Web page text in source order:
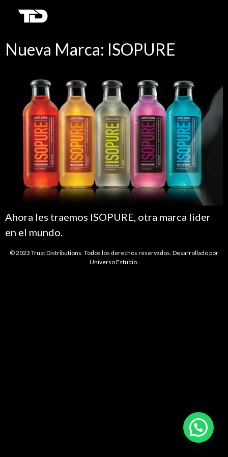
Nueva Marca: ISOPURE
Ahora les traemos ISOPURE, otra marca líder
en el mundo.
© 2023 Trust Distributions. Todos los derechos reservados. Desarrollado por
Universo Estudio.